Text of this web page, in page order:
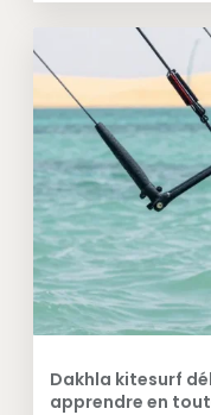
Dakhla kitesurf
apprendre en